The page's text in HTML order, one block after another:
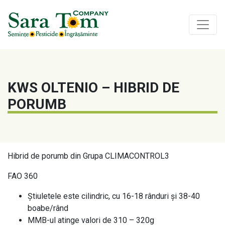
KWS OLTENIO – HIBRID DE
PORUMB
Hibrid de porumb din Grupa CLIMACONTROL3
FAO 360
Știuletele este cilindric, cu 16-18 rânduri și 38-40
boabe/rând
MMB-ul atinge valori de 310 – 320g